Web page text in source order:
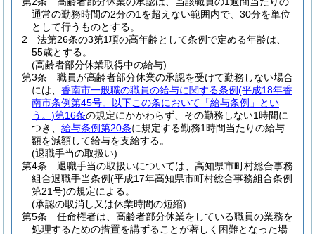
通常の勤務時間の2分の1を超えない範囲内で、30分を単位
として行うものとする。
2
法第26条の3第1項の高年齢として条例で定める年齢は、
55歳とする。
(高齢者部分休業取得中の給与)
第3条
職員が高齢者部分休業の承認を受けて勤務しない場合
には、 香南市一般職の職員の給与に関する条例(平成18年香
南市条例第45号。以下この条において「給与条例」とい
う。)第16条の規定にかかわらず、その勤務しない1時間に
つき、 給与条例第20条に規定する勤務1時間当たりの給与
額を減額して給与を支給する。
(退職手当の取扱い)
第4条
退職手当の取扱いについては、高知県市町村総合事務
組合退職手当条例(平成17年高知県市町村総合事務組合条例
第21号)の規定による。
(承認の取消し又は休業時間の短縮)
第5条
任命権者は、高齢者部分休業をしている職員の業務を
処理するための措置を講ずることが著しく困難となった場